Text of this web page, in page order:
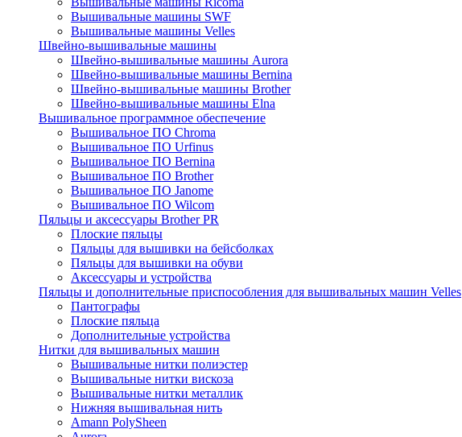
Вышивальные машины SWF
Вышивальные машины Velles
Швейно-вышивальные машины
Швейно-вышивальные машины Aurora
Швейно-вышивальные машины Bernina
Швейно-вышивальные машины Brother
Швейно-вышивальные машины Elna
Вышивальное программное обеспечение
Вышивальное ПО Chroma
Вышивальное ПО Urfinus
Вышивальное ПО Bernina
Вышивальное ПО Brother
Вышивальное ПО Janome
Вышивальное ПО Wilcom
Пяльцы и аксессуары Brother PR
Плоские пяльцы
Пяльцы для вышивки на бейсболках
Пяльцы для вышивки на обуви
Аксессуары и устройства
Пяльцы и дополнительные приспособления для вышивальных машин Velles
Пантографы
Плоские пяльца
Дополнительные устройства
Нитки для вышивальных машин
Вышивальные нитки полиэстер
Вышивальные нитки вискоза
Вышивальные нитки металлик
Нижняя вышивальная нить
Amann PolySheen